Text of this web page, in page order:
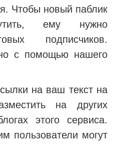
Чтобы новый паблик
ему нужно
подписчиков.
с помощью нашего
на ваш текст на
на других
этого сервиса.
пользователи могут